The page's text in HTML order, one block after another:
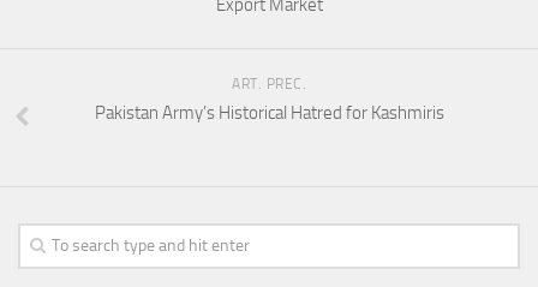
Export Market
ART. PREC.
Pakistan Army’s Historical Hatred for Kashmiris